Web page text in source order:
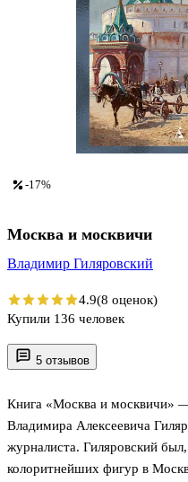
5 отзывов
Книга «Москва и москвичи»
Владимира Алексеевича
журналиста. Гиляровский
колоритнейших фигур в
-17%
Москва и москвичи
Владимир Гиляровский
4.9(8 оценок)
Купили 136 человек